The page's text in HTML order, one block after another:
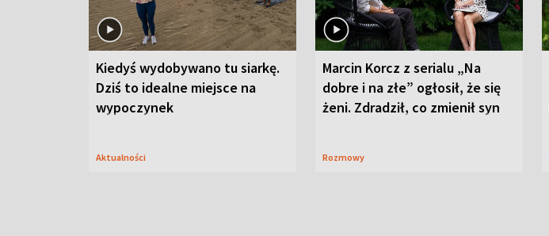
Kiedyś wydobywano tu siarkę.
Dziś to idealne miejsce na
wypoczynek
Aktualności
Marcin Korcz z serialu „Na
dobre i na złe” ogłosił, że się
żeni. Zdradził, co zmienił syn
Rozmowy